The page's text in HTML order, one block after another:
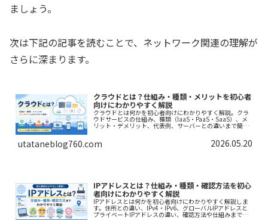
ましょう。
次は下記の記事を読むことで、ネットワーク関連の理解が
さらに深まります。
クラウドとは？仕組み・種類・メリットを初心者
向けにわかりやすく解説
クラウドとは何かを初心者向けにわかりやすく解説。クラ
ウドサービスの仕組み、種類（IaaS・PaaS・SaaS）、メ
リット・デメリット、代表例、サーバーとの違いまで簡単
utataneblog760.com 2026.05.20
IPアドレスとは？仕組み・種類・確認方法を初心
者向けにわかりやすく解説
IPアドレスとは何かを初心者向けにわかりやすく解説しま
す。住所との違い、IPv4・IPv6、グローバルIPアドレスと
プライベートIPアドレスの違い、確認方法や仕組みまで図